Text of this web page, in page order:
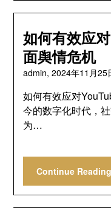
如何有效应
面舆情危机
admin,2024年11月25
如何有效应对
今的数字化时代，
为…
Continue Reading